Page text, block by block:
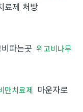
료제 처방
파는곳 위고비나무
만치료제 마운자로